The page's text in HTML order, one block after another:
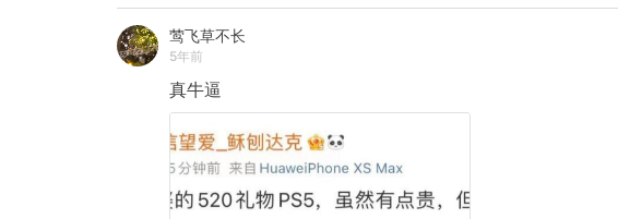
莺飞草不长
5年前
真牛逼